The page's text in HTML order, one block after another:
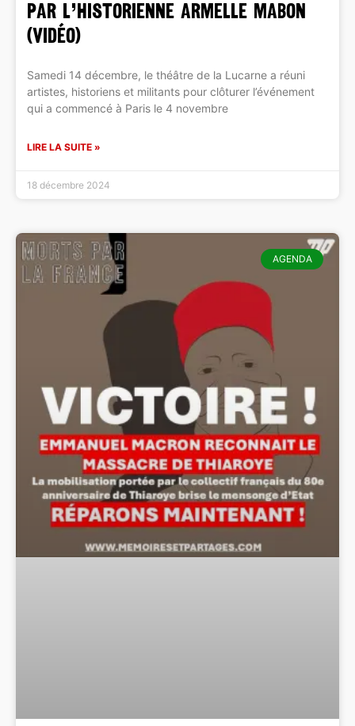
PAR L’HISTORIENNE ARMELLE MABON
(VIDÉO)
Samedi 14 décembre, le théâtre de la Lucarne a réuni
artistes, historiens et militants pour clôturer l’événement
qui a commencé à Paris le 4 novembre
LIRE LA SUITE »
18 décembre 2024
AGENDA